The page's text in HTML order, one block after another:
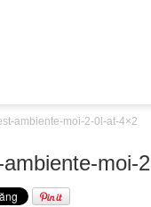
ambiente-moi-2-0l-at-4×2
moi-